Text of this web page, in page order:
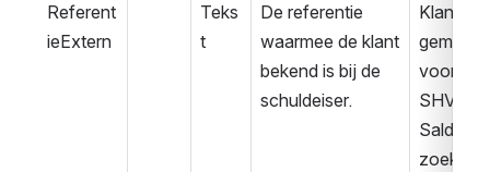
Referent
ieExtern
Teks
t
De referentie
waarmee de klant
bekend is bij de
schuldeiser.
Klant
gemeld
voor
SHV
Saldover
zoek